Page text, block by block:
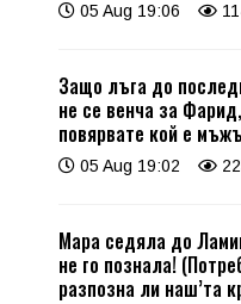
05 Aug 19:06
Защо лъга до
не се венча за
повярвате кой е
05 Aug 19:02
Мара седяла до
не го познала!
разпозна ли наш’та